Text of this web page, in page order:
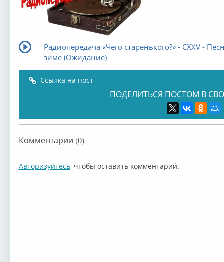
Радиопередача «Чего старенького?» - CXXV -
зиме (Ожидание)
Ссылка на пост
ПОДЕЛИТЬСЯ ПОСТОМ В
Комментарии (0)
Авторизуйтесь, чтобы оставить комментарий.